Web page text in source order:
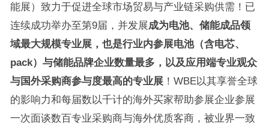
能展）致力于促进全球市场贸易与产业链采购供需！已
连续成功举办至第9届，并发展成为电池、储能成品领
域最大规模专业展，也是行业内参展电池（含电芯、
pack） 与储能品牌企业数量最多，以及应用端专业观众
与国外采购商参与度最高的专业展！WBE以其享誉全球
的影响力和每届数以千计的海外买家帮助参展企业参展
一次面谈数百专业采购商与海外优质客商，被业界一致